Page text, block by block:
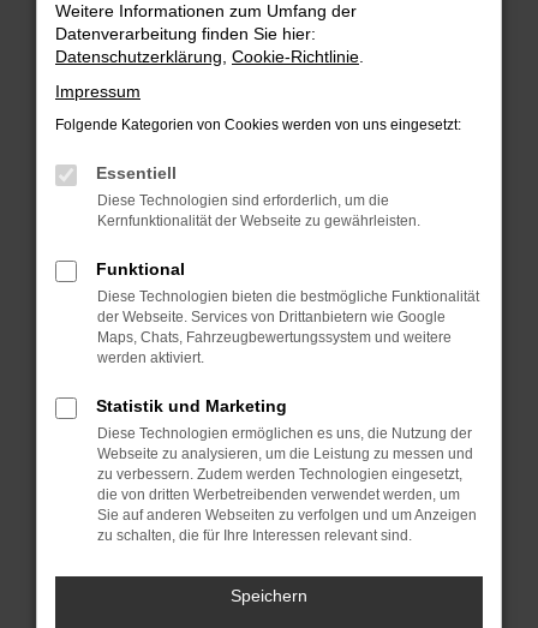
Überprüfe deine Firewall und deine
Internetverbindung.
Laden andere Webseiten, zum Beispiel deine
Suchmaschine?
Prüfe deine Browsererweiterungen.
Manche Erweiterungen, wie Werbeblocker,
können das Laden bestimmter Seiten
verhindern. Funktioniert die Seite in einem
Fenster?
Starte dein Gerät neu.
Das kann manchmal helfen, vorübergehende
Probleme zu beheben.
Betriebssystem auf dem neuesten Stand
sind.
Veraltete Software birgt nicht nur ein
Sicherheitsrisiko, sondern kann auch dazu
führen, dass bestimmte Funktionen nicht mehr
unterstützt werden.
Wende dich an den Webseitenbetreiber.
Wenn du alle oben genannten Schritte versucht
Weitere Informationen zum Umfang der
Datenverarbeitung finden Sie hier:
Datenschutzerklärung Cookie-Richtlinie
Impressum
Folgende Kategorien von Cookies werden von uns eingesetzt:
Essentiell
Diese Technologien sind erforderlich, um die
Kernfunktionalität der Webseite zu gewährleisten.
Funktional
Diese Technologien bieten die bestmögliche Funktionalität
der Webseite. Services von Drittanbietern wie Google
Maps, Chats, Fahrzeugbewertungssystem und weitere
werden aktiviert.
Statistik und Marketing
Diese Technologien ermöglichen es uns, die Nutzung der
Webseite zu analysieren, um die Leistung zu messen und
zu verbessern. Zudem werden Technologien eingesetzt,
die von dritten Werbetreibenden verwendet werden, um
Sie auf anderen Webseiten zu verfolgen und um Anzeigen
zu schalten, die für Ihre Interessen relevant sind.
Speichern